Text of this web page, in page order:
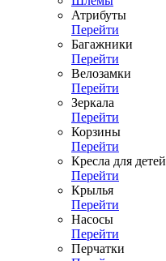
Атрибуты
Перейти
Багажники
Перейти
Велозамки
Перейти
Зеркала
Перейти
Корзины
Перейти
Кресла для детей
Перейти
Крылья
Перейти
Насосы
Перейти
Перчатки